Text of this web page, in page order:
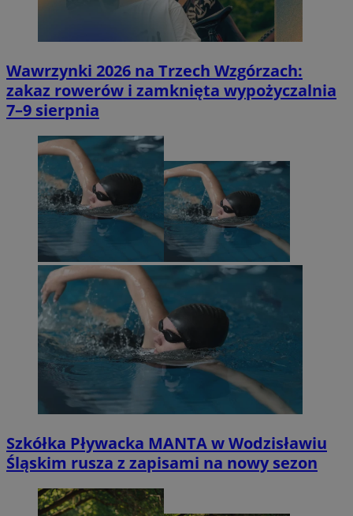
Wawrzynki 2026 na Trzech Wzgórzach:
zakaz rowerów i zamknięta wypożyczalnia
7–9 sierpnia
Szkółka Pływacka MANTA w Wodzisławiu
Śląskim rusza z zapisami na nowy sezon